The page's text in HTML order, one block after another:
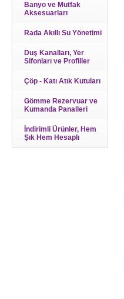
Banyo ve Mutfak
Aksesuarları
Rada Akıllı Su Yönetimi
Duş Kanalları, Yer
Sifonları ve Profiller
Çöp - Katı Atık Kutuları
Gömme Rezervuar ve
Kumanda Panalleri
İndirimli Ürünler, Hem
Şık Hem Hesaplı